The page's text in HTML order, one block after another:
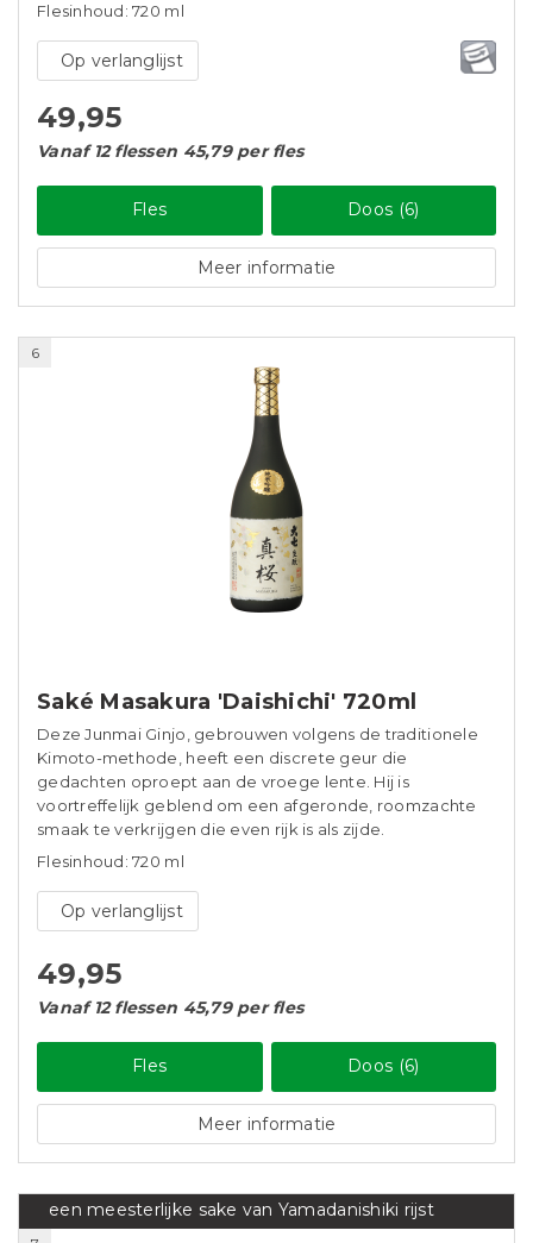
Flesinhoud: 720 ml
Op verlanglijst
49,95
Vanaf 12 flessen 45,79 per fles
Fles Doos (6)
Meer informatie
6
Saké Masakura 'Daishichi' 720ml
Deze Junmai Ginjo, gebrouwen volgens de traditionele
Kimoto-methode, heeft een discrete geur die
gedachten oproept aan de vroege lente. Hij is
voortreffelijk geblend om een afgeronde, roomzachte
smaak te verkrijgen die even rijk is als zijde.
Flesinhoud: 720 ml
Op verlanglijst
49,95
Vanaf 12 flessen 45,79 per fles
Fles Doos (6)
Meer informatie
een meesterlijke sake van Yamadanishiki rijst